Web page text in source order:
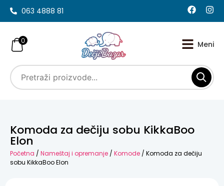
063 4888 81
0
Komoda za dečiju sobu KikkaBoo
Elon
Početna / Nameštaj i opremanje / Komode / Komoda za dečiju
sobu KikkaBoo Elon